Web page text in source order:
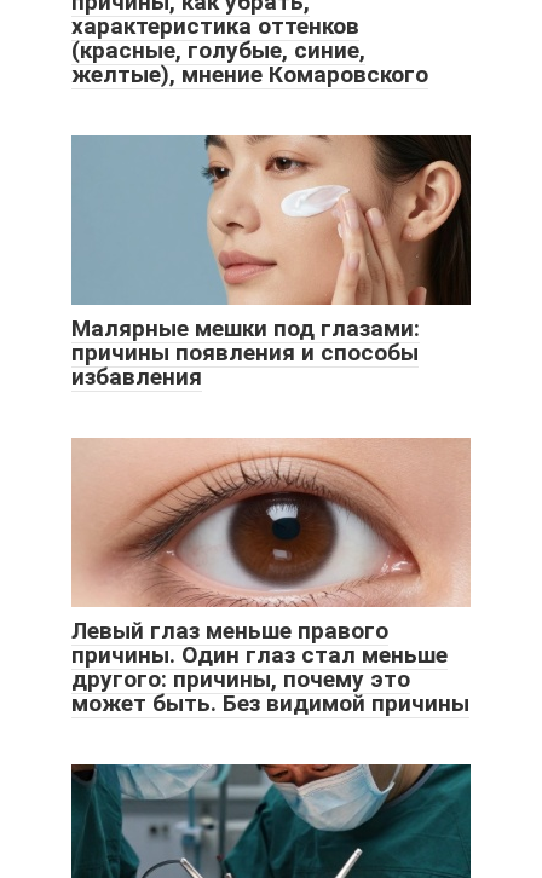
характеристика оттенков
(красные, голубые, синие,
желтые), мнение Комаровского
Малярные мешки под глазами:
причины появления и способы
избавления
Левый глаз меньше правого
причины. Один глаз стал меньше
другого: причины, почему это
может быть. Без видимой причины